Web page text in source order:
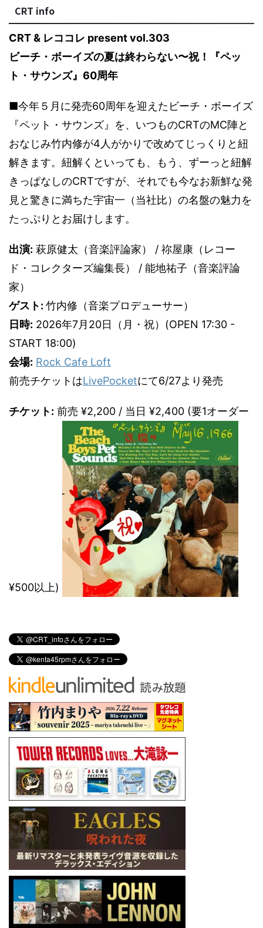
CRT info
CRT & レココレ present vol.303
ビーチ・ボーイズの夏は終わらない〜祝！『ペッ
ト・サウンズ』60周年
■今年５月に発売60周年を迎えたビーチ・ボーイズ
『ペット・サウンズ』を、いつものCRTのMC陣と
おなじみ竹内修が4人がかりで改めてじっくりと紐
解きます。紐解くといっても、もう、ずーっと紐解
きっぱなしのCRTですが、それでも今なお新鮮な発
見と驚きに満ちた宇宙一（当社比）の名盤の魅力を
たっぷりとお届けします。
出演: 萩原健太（音楽評論家） / 祢屋康（レコー
ド・コレクターズ編集長） / 能地祐子（音楽評論
家）
ゲスト: 竹内修（音楽プロデューサー）
日時: 2026年7月20日（月・祝）(OPEN 17:30 -
START 18:00)
会場: Rock Cafe Loft
前売チケットはLivePocketにて6/27より発売
チケット: 前売 ¥2,200 / 当日 ¥2,400 (要1オーダー
¥500以上)